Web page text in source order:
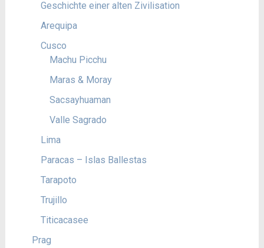
Geschichte einer alten Zivilisation
Arequipa
Cusco
Machu Picchu
Maras & Moray
Sacsayhuaman
Valle Sagrado
Lima
Paracas – Islas Ballestas
Tarapoto
Trujillo
Titicacasee
Prag